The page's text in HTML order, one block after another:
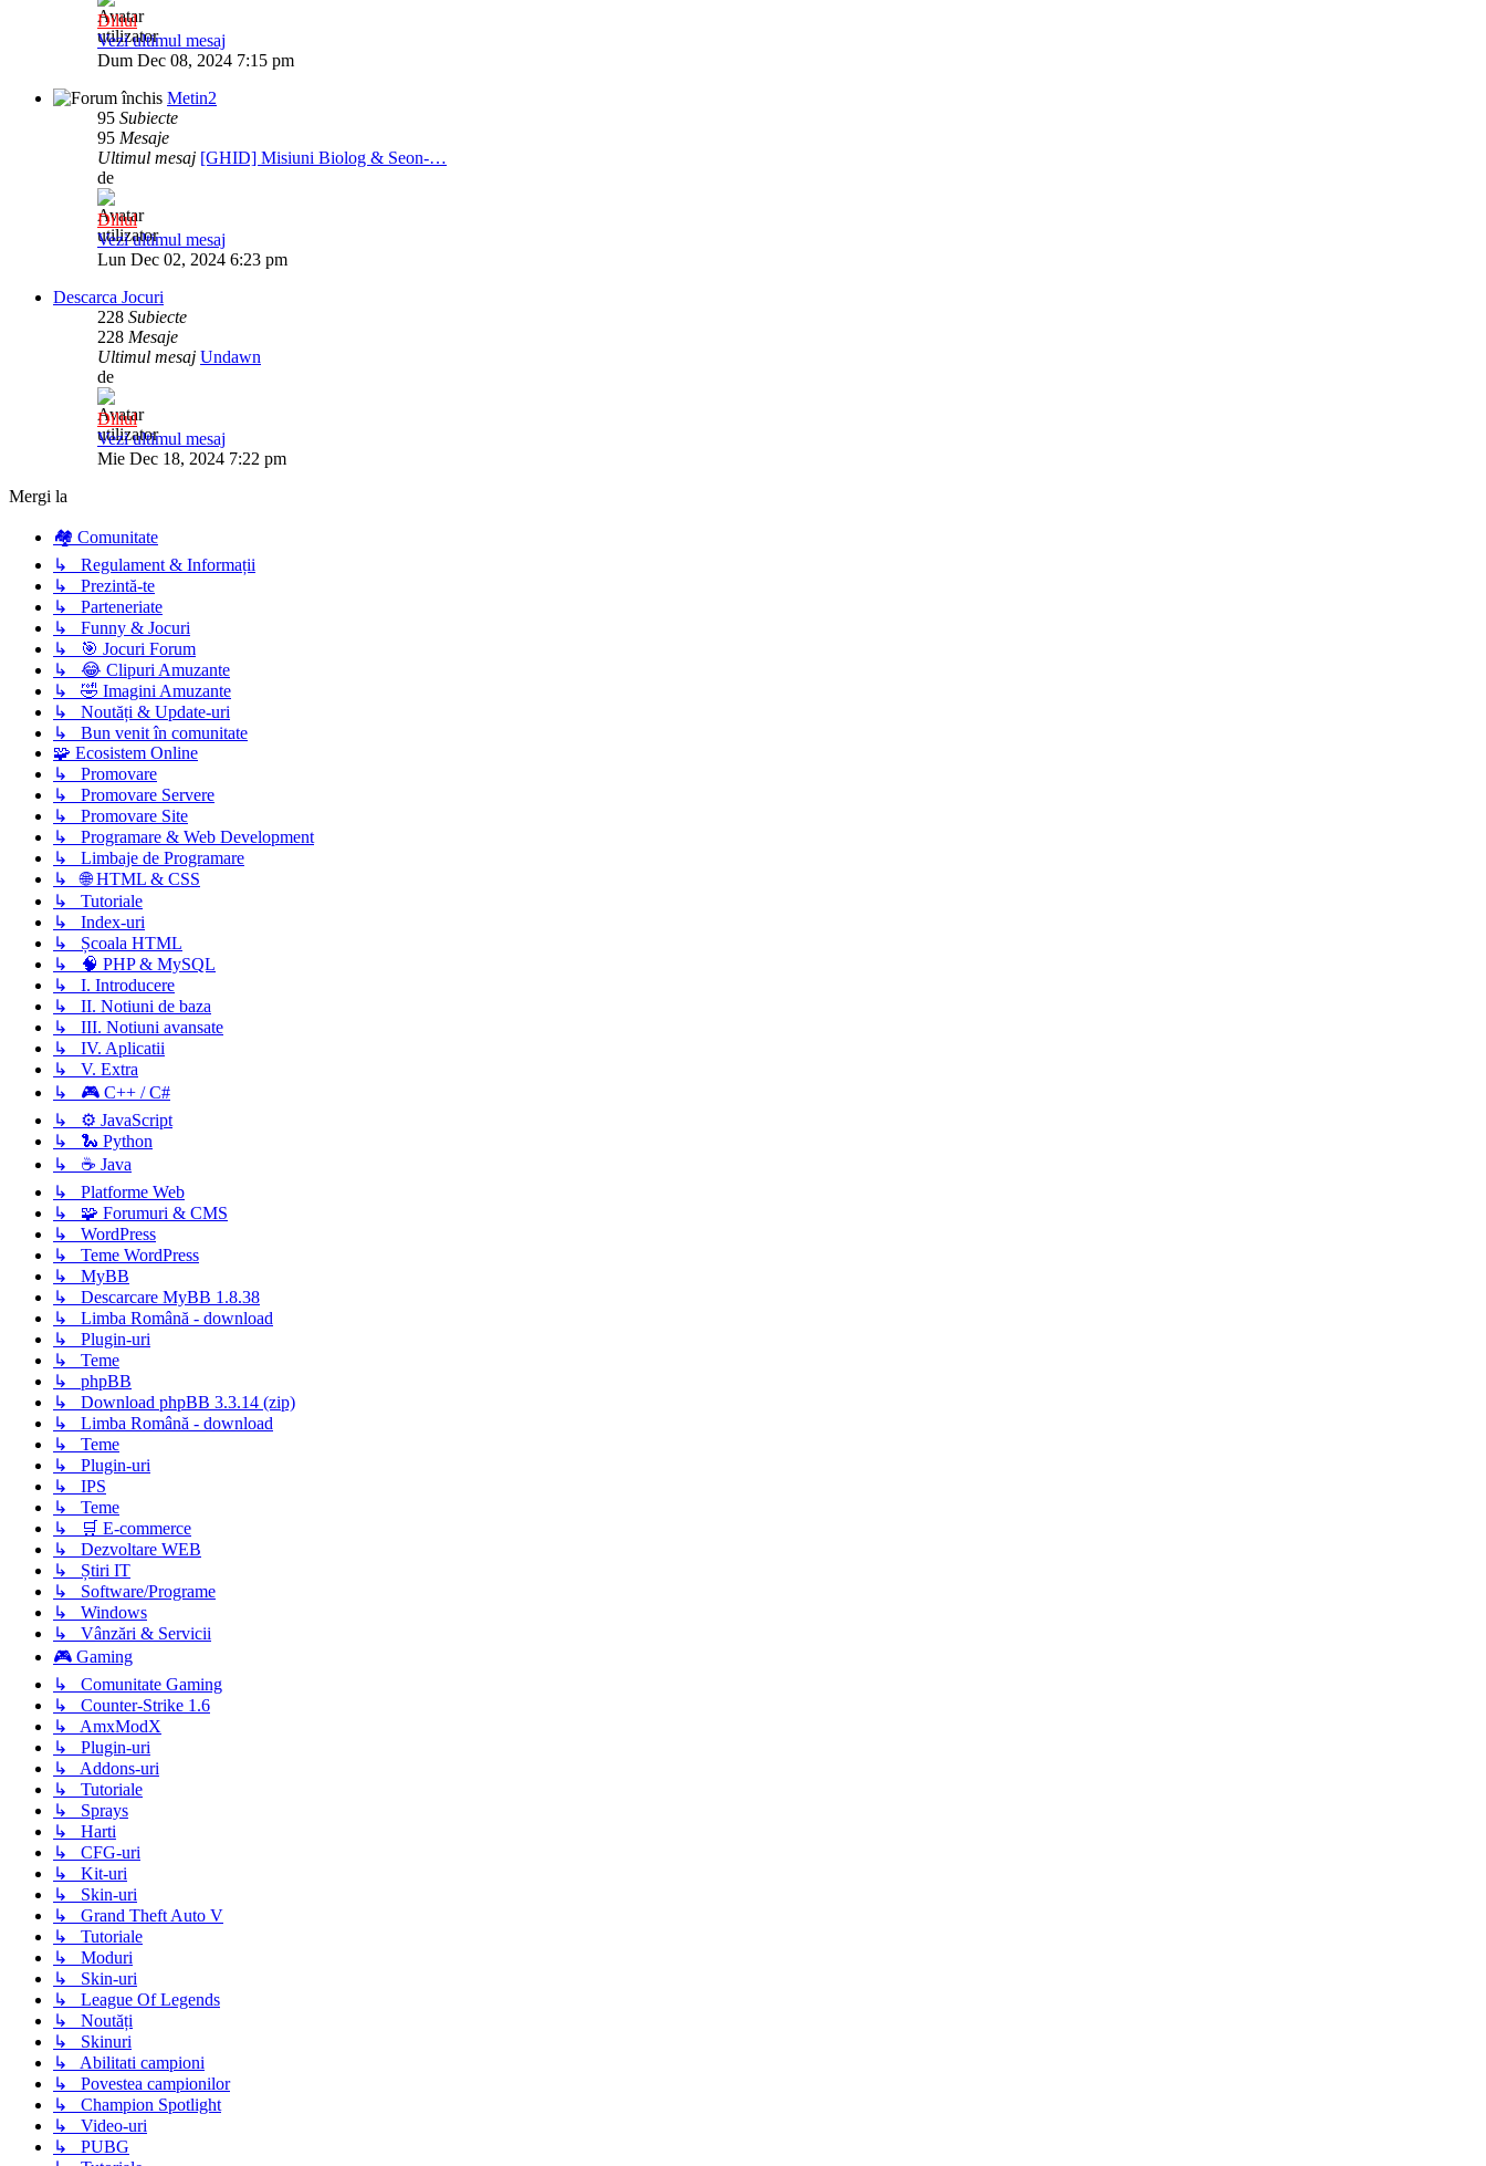
Diliul
Vezi ultimul mesaj
Dum Dec 08, 2024 7:15 pm
Metin2
95 Subiecte
95 Mesaje
Ultimul mesaj [GHID] Misiuni Biolog & Seon-…
de
Diliul
Vezi ultimul mesaj
Lun Dec 02, 2024 6:23 pm
Descarca Jocuri
228 Subiecte
228 Mesaje
Ultimul mesaj Undawn
de
Diliul
Vezi ultimul mesaj
Mie Dec 18, 2024 7:22 pm
Mergi la
🏘️ Comunitate
↳ Regulament & Informații
↳ Prezintă-te
↳ Parteneriate
↳ Funny & Jocuri
↳ 🎯 Jocuri Forum
↳ 😂 Clipuri Amuzante
↳ 🤣 Imagini Amuzante
↳ Noutăți & Update-uri
↳ Bun venit în comunitate
🧩 Ecosistem Online
↳ Promovare
↳ Promovare Servere
↳ Promovare Site
↳ Programare & Web Development
↳ Limbaje de Programare
↳ 🌐 HTML & CSS
↳ Tutoriale
↳ Index-uri
↳ Școala HTML
↳ 🧠 PHP & MySQL
↳ I. Introducere
↳ II. Notiuni de baza
↳ III. Notiuni avansate
↳ IV. Aplicatii
↳ V. Extra
↳ 🎮 C++ / C#
↳ ⚙️ JavaScript
↳ 🐍 Python
↳ ☕ Java
↳ Platforme Web
↳ 🧩 Forumuri & CMS
↳ WordPress
↳ Teme WordPress
↳ MyBB
↳ Descarcare MyBB 1.8.38
↳ Limba Română - download
↳ Plugin-uri
↳ Teme
↳ phpBB
↳ Download phpBB 3.3.14 (zip)
↳ Limba Română - download
↳ Teme
↳ Plugin-uri
↳ IPS
↳ Teme
↳ 🛒 E-commerce
↳ Dezvoltare WEB
↳ Știri IT
↳ Software/Programe
↳ Windows
↳ Vânzări & Servicii
🎮 Gaming
↳ Comunitate Gaming
↳ Counter-Strike 1.6
↳ AmxModX
↳ Plugin-uri
↳ Addons-uri
↳ Tutoriale
↳ Sprays
↳ Harti
↳ CFG-uri
↳ Kit-uri
↳ Skin-uri
↳ Grand Theft Auto V
↳ Tutoriale
↳ Moduri
↳ Skin-uri
↳ League Of Legends
↳ Noutăți
↳ Skinuri
↳ Abilitati campioni
↳ Povestea campionilor
↳ Champion Spotlight
↳ Video-uri
↳ PUBG